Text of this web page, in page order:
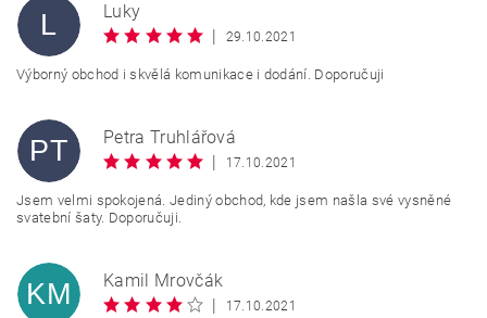
L
Luky
|
29.10.2021
Výborný obchod i skvělá komunikace i dodání. Doporučuji
PT
Petra Truhlářová
|
17.10.2021
Jsem velmi spokojená. Jediný obchod, kde jsem našla své vysněné
svatební šaty. Doporučuji.
KM
Kamil Mrovčák
|
17.10.2021